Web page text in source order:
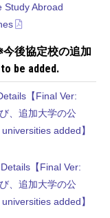
Study Abroad
後協定校の追加
be added.
【Final Ver:
、追加大学の公
added】
【Final Ver:
、追加大学の公
added】